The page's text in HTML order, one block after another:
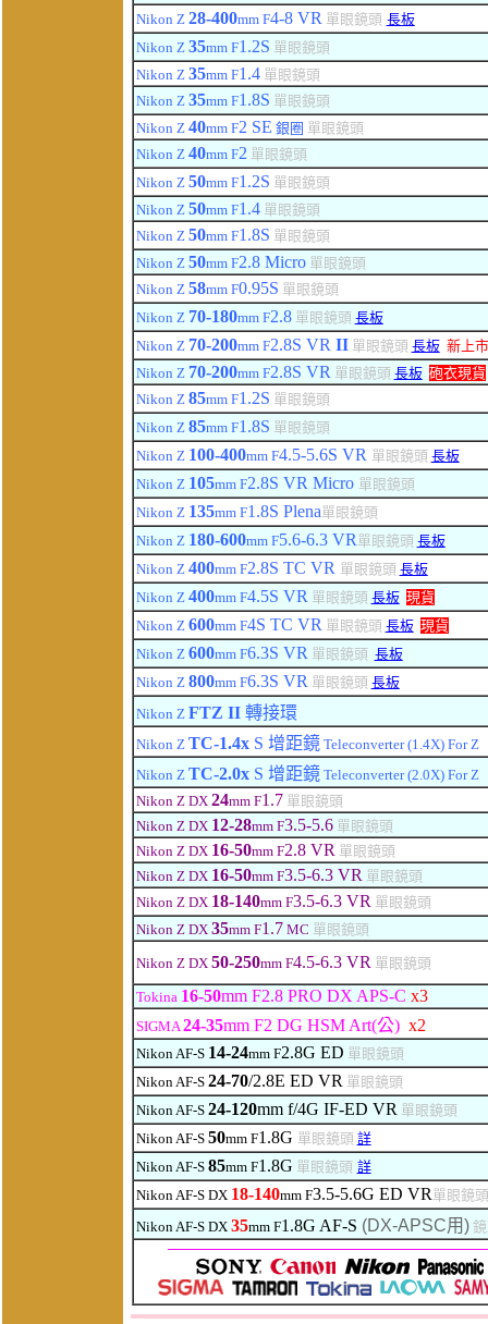
Nikon Z 28-400mm F4-8 VR 單眼鏡頭 長板
Nikon Z 35mm F1.2S 單眼鏡頭
Nikon Z 35mm F1.4 單眼鏡頭
Nikon Z 35mm F1.8S 單眼鏡頭
Nikon Z 40mm F2 SE 銀圈 單眼鏡頭
Nikon Z 40mm F2 單眼鏡頭
Nikon Z 50mm F1.2S 單眼鏡頭
Nikon Z 50mm F1.4 單眼鏡頭
Nikon Z 50mm F1.8S 單眼鏡頭
Nikon Z 50mm F2.8Micro 單眼鏡頭
Nikon Z 58mm F0.95S 單眼鏡頭
Nikon Z 70-180mm F2.8 單眼鏡頭 長板
Nikon Z 70-200mm F2.8S VR II 單眼鏡頭 長板 新上市
Nikon Z 70-200mm F2.8S VR 單眼鏡頭 長板 砲衣現貨
Nikon Z 85mm F1.2S 單眼鏡頭
Nikon Z 85mm F1.8S 單眼鏡頭
Nikon Z 100-400mm F4.5-5.6S VR 單眼鏡頭 長板
Nikon Z 105mm F2.8S VR Micro 單眼鏡頭
Nikon Z 135mm F1.8S Plena單眼鏡頭
Nikon Z 180-600mm F5.6-6.3 VR單眼鏡頭 長板
Nikon Z 400mm F2.8S TC VR 單眼鏡頭 長板
Nikon Z 400mm F4.5S VR 單眼鏡頭 長板 現貨
Nikon Z 600mm F4S TC VR 單眼鏡頭 長板 現貨
Nikon Z 600mm F6.3S VR 單眼鏡頭 長板
Nikon Z 800mm F6.3S VR 單眼鏡頭 長板
Nikon Z FTZ II轉接環
Nikon Z TC-1.4x S 增距鏡Teleconverter (1.4X) For Z
Nikon Z TC-2.0x S 增距鏡Teleconverter (2.0X) For Z
Nikon Z DX 24mm F1.7 單眼鏡頭
Nikon Z DX 12-28mm F3.5-5.6 單眼鏡頭
Nikon Z DX 16-50mm F2.8 VR 單眼鏡頭
Nikon Z DX 16-50mm F3.5-6.3 VR 單眼鏡頭
Nikon Z DX 18-140mm F3.5-6.3 VR 單眼鏡頭
Nikon Z DX 35mm F1.7MC 單眼鏡頭
Nikon Z DX 50-250mm F4.5-6.3VR 單眼鏡頭
Tokina 16-50mm F2.8 PRO DX APS-C x3
SIGMA24-35mm F2 DG HSM Art(公)x2
Nikon AF-S 14-24mm F2.8G ED 單眼鏡頭
Nikon AF-S 24-70/2.8E ED VR 單眼鏡頭
Nikon AF-S 24-120mm f/4G IF-ED VR 單眼鏡頭
Nikon AF-S 50mm F1.8G 單眼鏡頭 詳
Nikon AF-S 85mm F1.8G 單眼鏡頭 詳
Nikon AF-S DX 18-140mm F3.5-5.6G ED VR單眼鏡頭
Nikon AF-S DX 35mm F1.8G AF-S (DX-APSC用)